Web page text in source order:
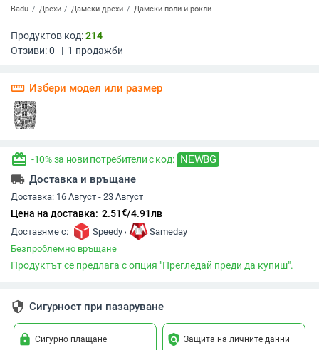
Badu Дрехи Дамски дрехи Дамски поли и рокли
Продуктов код:214
Отзиви:0 | 1 продажби
straighten Избери модел или размер
redeem -10% за нови потребители с код: NEWBG
local_shipping Доставка и връщане
Доставка: 16 Август - 23 Август
Цена на доставка: 2.51€/4.91лв
Доставяме с: Speedy ,
Sameday
Безпроблемно връщане
Продуктът се предлага с опция "Прегледай преди да купиш".
security Сигурност при пазаруване
lock Сигурно плащане policy Защита на личните данни